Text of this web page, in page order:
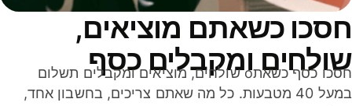
כשאתם מוציאים,
ומקבלים כסף
חסכו כסף כשאתo שולחים, מוציאים ומקבלים תשלום
במעל 40 מטבעות. כל מה שאתם צריכים, בחשבון אחד,